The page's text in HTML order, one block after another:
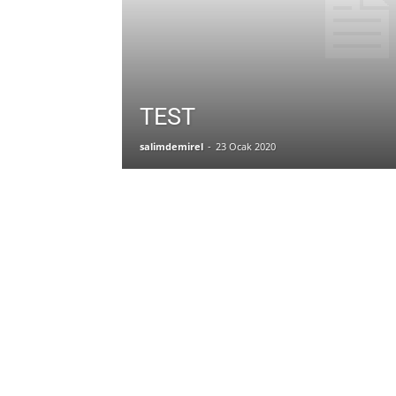
TEST
salimdemirel - 23 Ocak 2020